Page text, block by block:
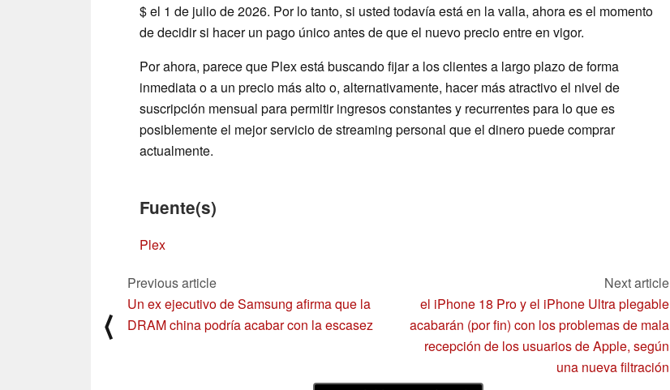
$ el 1 de julio de 2026. Por lo tanto, si usted todavía está en la valla, ahora es el momento
de decidir si hacer un pago único antes de que el nuevo precio entre en vigor.
Por ahora, parece que Plex está buscando fijar a los clientes a largo plazo de forma
inmediata o a un precio más alto o, alternativamente, hacer más atractivo el nivel de
suscripción mensual para permitir ingresos constantes y recurrentes para lo que es
posiblemente el mejor servicio de streaming personal que el dinero puede comprar
actualmente.
Fuente(s)
Plex
⟨
Previous article
Un ex ejecutivo de Samsung afirma que la
DRAM china podría acabar con la escasez
Next article
el iPhone 18 Pro y el iPhone Ultra plegable
acabarán (por fin) con los problemas de mala
recepción de los usuarios de Apple, según
una nueva filtración